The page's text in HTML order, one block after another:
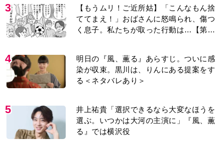
3
【もうムリ！ご近所姑】「こんなもん捨
ててまえ！」おばさんに怒鳴られ、傷つ
く息子。私たちが取った行動は…【第3
4
明日の『風、薫る』あらすじ。ついに感
染が収束。黒川は、りんにある提案をす
る＜ネタバレあり＞
5
井上祐貴「選択できるなら大変なほうを
選ぶ。いつかは大河の主演に」『風、薫
る』では横沢役